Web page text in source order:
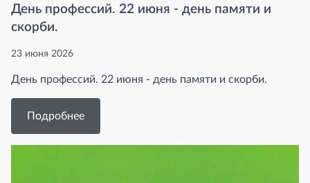
День профессий. 22 июня - день памяти и
скорби.
23 июня 2026
День профессий. 22 июня - день памяти и скорби.
Подробнее